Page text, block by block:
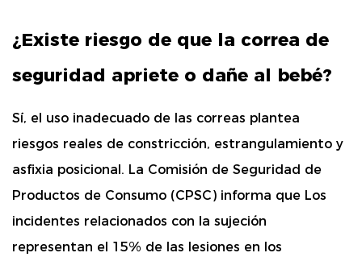
¿Existe riesgo de que la correa de
seguridad apriete o dañe al bebé?
Sí, el uso inadecuado de las correas plantea
riesgos reales de constricción, estrangulamiento y
asfixia posicional. La Comisión de Seguridad de
Productos de Consumo (CPSC) informa que Los
incidentes relacionados con la sujeción
representan el 15% de las lesiones en los